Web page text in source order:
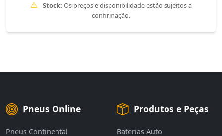
Stock: Os preços e disponibilidade estão sujeitos a
confirmação.
Pneus Online
Pneus Continental
Produtos e Peças
Baterias Auto